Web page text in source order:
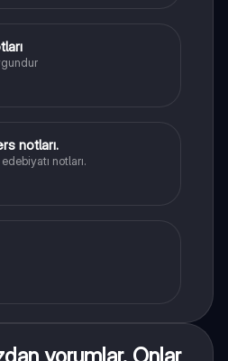
notları.
notları.
yorumlar. Onlar